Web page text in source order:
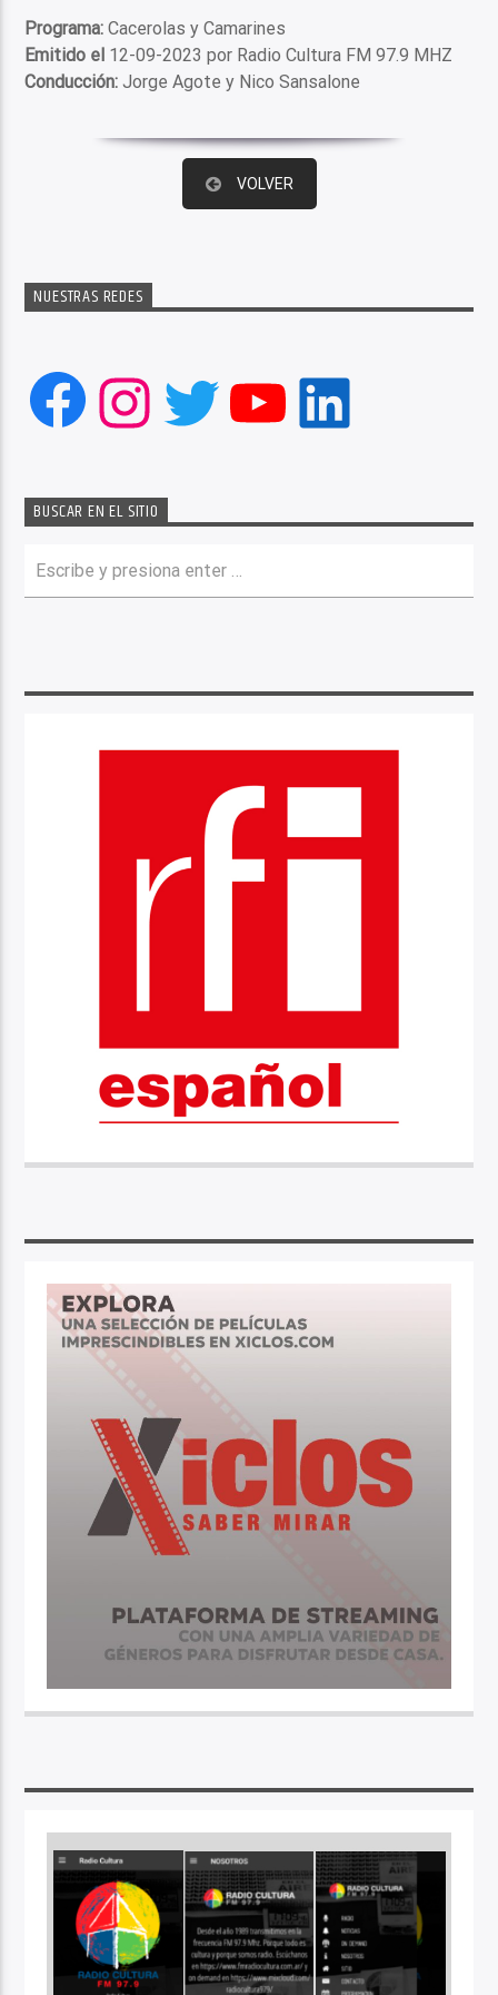
Programa: Cacerolas y Camarines
Emitido el 12-09-2023 por Radio Cultura FM 97.9 MHZ
Conducción: Jorge Agote y Nico Sansalone
VOLVER
NUESTRAS REDES
Facebook
Instagram
Twitter
YouTube
LinkedIn
BUSCAR EN EL SITIO